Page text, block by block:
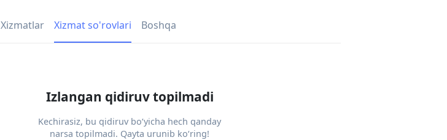
Xizmatlar Xizmat so'rovlari Boshqa
Izlangan qidiruv topilmadi
Kechirasiz, bu qidiruv bo‘yicha hech qanday
narsa topilmadi. Qayta urunib ko‘ring!